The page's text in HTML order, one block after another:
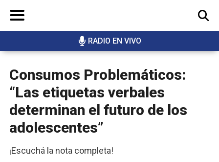
RADIO EN VIVO
BUSCAR
Consumos Problemáticos:
“Las etiquetas verbales
determinan el futuro de los
adolescentes”
¡Escuchá la nota completa!